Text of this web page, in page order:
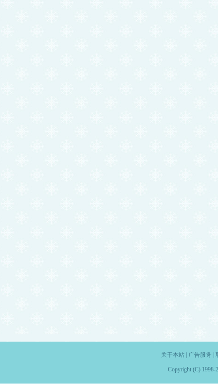
关于本站| 广告服务
Copyright (C) 1998-